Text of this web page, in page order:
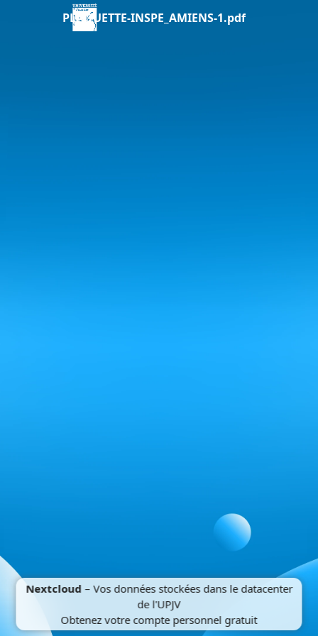
PLAQUETTE-INSPE_AMIENS-1.pdf
Nextcloud – Vos données stockées dans le datacenter
de l'UPJV
Obtenez votre compte personnel gratuit